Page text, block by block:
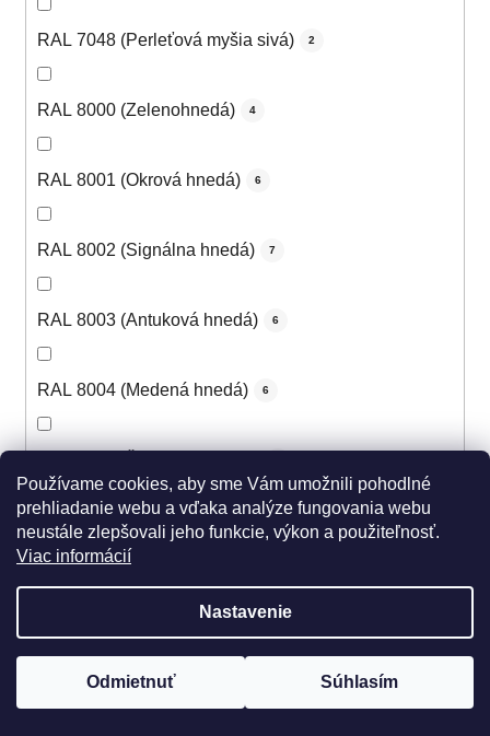
Používame cookies, aby sme Vám umožnili pohodlné
prehliadanie webu a vďaka analýze fungovania webu
neustále zlepšovali jeho funkcie, výkon a použiteľnosť.
Viac informácií
Nastavenie
Odmietnuť Súhlasím
RAL 7048 (Perleťová myšia sivá) 2
RAL 8000 (Zelenohnedá) 4
RAL 8001 (Okrová hnedá) 6
RAL 8002 (Signálna hnedá) 7
RAL 8003 (Antuková hnedá) 6
RAL 8004 (Medená hnedá) 6
RAL 8008 (Olivová hnedá) 5
RAL 8012 (Červenohnedá)